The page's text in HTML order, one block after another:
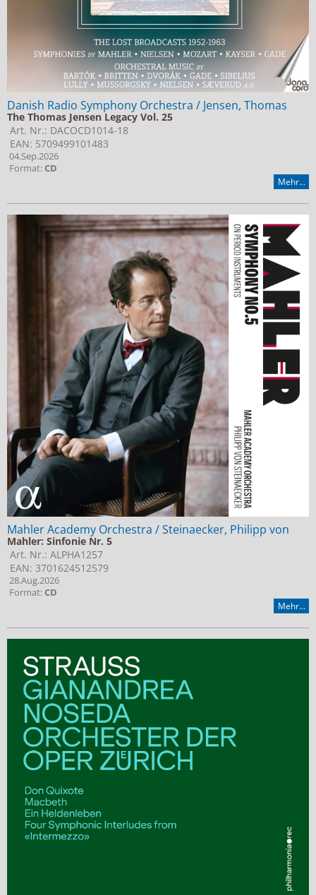
Danish Radio Symphony Orchestra / Jensen, Thomas
The Thomas Jensen Legacy Vol. 25
Art. Nr.: DACOCD1014-18
EAN: 5709499101483
04.Sep.2026
Format:CD
Mehr...
Mahler Academy Orchestra / Steinaecker, Philipp von
Mahler: Sinfonie Nr. 5
Art. Nr.: ALPHA1257
EAN: 3701624512579
28.Aug.2026
Format:CD
Mehr...